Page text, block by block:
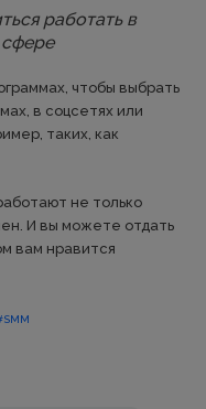
работать в
чтобы выбрать
в соцсетях или
таких, как
не только
И вы можете отдать
вам нравится